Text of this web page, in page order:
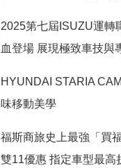
2025第七屆ISUZU運轉
血登場 展現極致車技與
HYUNDAI STARIA
味移動美學
福斯商旅史上最強「買
雙11優惠 指定車型最高